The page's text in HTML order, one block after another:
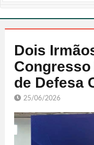
Dois
de Defesa
25/06/2026